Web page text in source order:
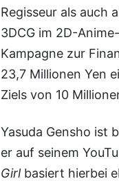
Regisseur als auch
3DCG im 2D-
Kampagne zur
23,7 Millionen Yen
Ziels von 10
Yasuda Gensho ist bekannt für seine hochwertigen CGI-Anime-Shorts, die
er auf seinem
Girl basiert hierbei